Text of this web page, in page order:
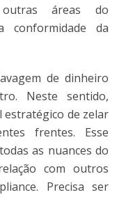
áreas do
conformidade da
de dinheiro
Neste sentido,
de zelar
frentes. Esse
as nuances do
com outros
Precisa ser